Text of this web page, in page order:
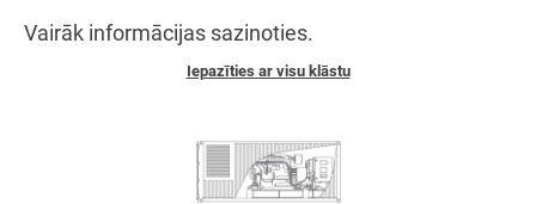
Vairāk informācijas sazinoties.
Iepazīties ar visu klāstu